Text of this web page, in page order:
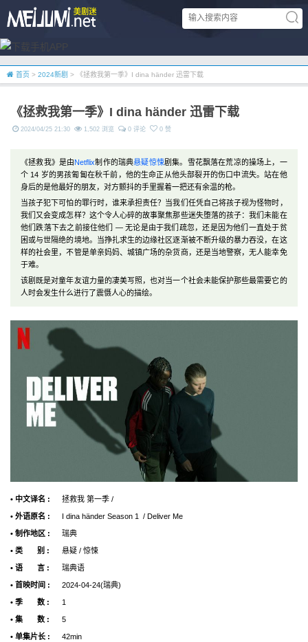
首页 > 2024新剧 > 《拯救我第一季》I dina händer 迅雷下载
《拯救我第一季》I dina händer 迅雷下载
2024/04/25 21:30 1,502 浏览 0 评论 0 赞
《拯救我》是由Netflix制作的瑞典悬疑惊悚剧集。雪花飘落在荒凉的操场上，一
个 14 岁的男孩匍匐在秋千前，他的生命正从他头部裂开的伤口中流失。站在他
身后的是他最好的朋友，对方颤抖的手里握着一把还有余温的枪。
当孩子犯下可怕的罪行时，谁来承担责任？当我们任凭自己将孩子视为怪物时，
我们又会变成怎样？这个令人心碎的故事聚焦那些迷失堕落的孩子：我们未能在
他们跌落下去之前接住他们 — 无论是由于我们疏忽，还是因为他们一直处于贫
困或与世隔绝的境地。当挣扎求生的边缘社区逐渐被不断升级的暴力吞没，在这
样的社会里，不管是单亲妈妈、城镇广场的杂货商，还是当地警察，无人能幸免
于难。
该剧既是对童年友谊力量的凄美写照，也对当一个社会未能保护那些最需要它的
人时会发生什么进行了震慑人心的描绘。
• 中文译名 : 拯救我 第一季 /
• 外语原名 : I dina händer Season 1 / Deliver Me
• 制作地区 : 瑞典
• 类 别 : 悬疑 / 惊悚
• 语 言 : 瑞典语
• 首映时间 : 2024-04-24(瑞典)
• 季 数 : 1
• 集 数 : 5
• 单集片长 : 42min